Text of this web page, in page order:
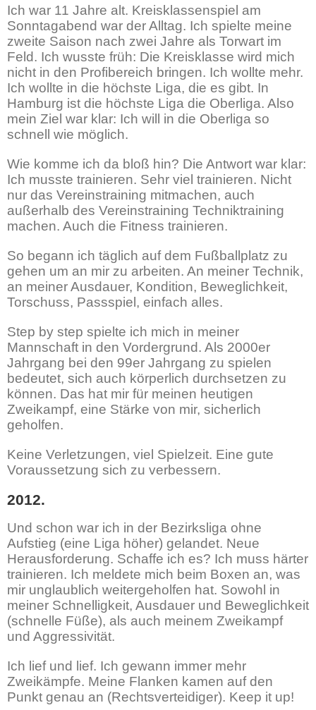
Ich war 11 Jahre alt. Kreisklassenspiel am
Sonntagabend war der Alltag. Ich spielte meine
zweite Saison nach zwei Jahre als Torwart im
Feld. Ich wusste früh: Die Kreisklasse wird mich
nicht in den Profibereich bringen. Ich wollte mehr.
Ich wollte in die höchste Liga, die es gibt. In
Hamburg ist die höchste Liga die Oberliga. Also
mein Ziel war klar: Ich will in die Oberliga so
schnell wie möglich.
Wie komme ich da bloß hin? Die Antwort war klar:
Ich musste trainieren. Sehr viel trainieren. Nicht
nur das Vereinstraining mitmachen, auch
außerhalb des Vereinstraining Techniktraining
machen. Auch die Fitness trainieren.
So begann ich täglich auf dem Fußballplatz zu
gehen um an mir zu arbeiten. An meiner Technik,
an meiner Ausdauer, Kondition, Beweglichkeit,
Torschuss, Passspiel, einfach alles.
Step by step spielte ich mich in meiner
Mannschaft in den Vordergrund. Als 2000er
Jahrgang bei den 99er Jahrgang zu spielen
bedeutet, sich auch körperlich durchsetzen zu
können. Das hat mir für meinen heutigen
Zweikampf, eine Stärke von mir, sicherlich
geholfen.
Keine Verletzungen, viel Spielzeit. Eine gute
Voraussetzung sich zu verbessern.
2012.
Und schon war ich in der Bezirksliga ohne
Aufstieg (eine Liga höher) gelandet. Neue
Herausforderung. Schaffe ich es? Ich muss härter
trainieren. Ich meldete mich beim Boxen an, was
mir unglaublich weitergeholfen hat. Sowohl in
meiner Schnelligkeit, Ausdauer und Beweglichkeit
(schnelle Füße), als auch meinem Zweikampf
und Aggressivität.
Ich lief und lief. Ich gewann immer mehr
Zweikämpfe. Meine Flanken kamen auf den
Punkt genau an (Rechtsverteidiger). Keep it up!